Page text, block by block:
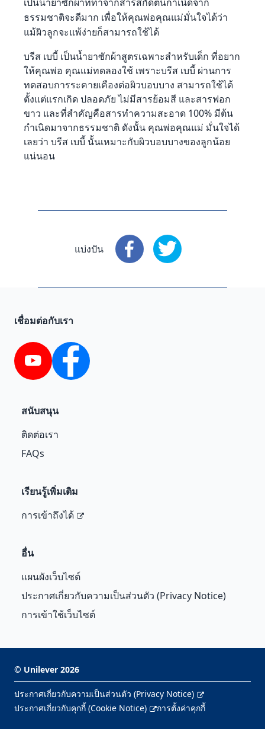
ธรรมชาติจะดีมาก เพื่อให้คุณพ่อคุณแม่มั่นใจได้ว่า
แม้ผิวลูกจะแพ้ง่ายก็สามารถใช้ได้
บรีส เบบี้ เป็นน้ำยาซักผ้าสูตรเฉพาะสำหรับเด็ก ที่อยาก
ให้คุณพ่อ คุณแม่ทดลองใช้ เพราะบรีส เบบี้ ผ่านการ
ทดสอบการระคายเคืองต่อผิวบอบบาง สามารถใช้ได้
ตั้งแต่แรกเกิด ปลอดภัย ไม่มีสารย้อมสี และสารฟอก
ขาว และที่สำคัญคือสารทำความสะอาด 100% มีต้น
กำเนิดมาจากธรรมชาติ ดังนั้น คุณพ่อคุณแม่ มั่นใจได้
เลยว่า บรีส เบบี้ นั้นเหมาะกับผิวบอบบางของลูกน้อย
แน่นอน
แบ่งปัน แบ่งปัน: Facebook
แบ่งปัน
เชื่อมต่อกับเรา
YouTube Facebook
สนับสนุน
ติดต่อเรา
FAQs
เรียนรู้เพิ่มเติม
การเข้าถึงได้
อื่น
แผนผังเว็บไซต์
ประกาศเกี่ยวกับความเป็นส่วนตัว (Privacy Notice)
การเข้าใช้เว็บไซต์
© Unilever 2026
ประกาศเกี่ยวกับความเป็นส่วนตัว (Privacy Notice)
ประกาศเกี่ยวกับคุกกี้ (Cookie Notice)
การตั้งค่าคุกกี้